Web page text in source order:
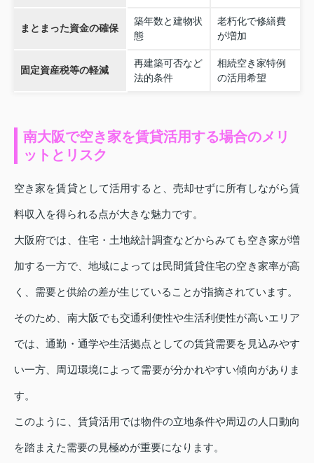
まとまった資金の確保
築年数と建物状
態
老朽化で修繕費
が増加
固定資産税等の軽減
再建築可否など
法的条件
相続空き家特例
の活用希望
南大阪で空き家を賃貸活用する場合のメリ
ットとリスク
空き家を賃貸として活用すると、売却せずに所有しながら賃
料収入を得られる点が大きな魅力です。
大阪府では、住宅・土地統計調査などからみても空き家が増
加する一方で、地域によっては民間賃貸住宅の空き家率が高
く、需要と供給の差が生じていることが指摘されています。
そのため、南大阪でも交通利便性や生活利便性が高いエリア
では、通勤・通学や生活拠点としての賃貸需要を見込みやす
い一方、周辺環境によって需要が分かれやすい傾向がありま
す。
このように、賃貸活用では物件の立地条件や周辺の人口動向
を踏まえた需要の見極めが重要になります。